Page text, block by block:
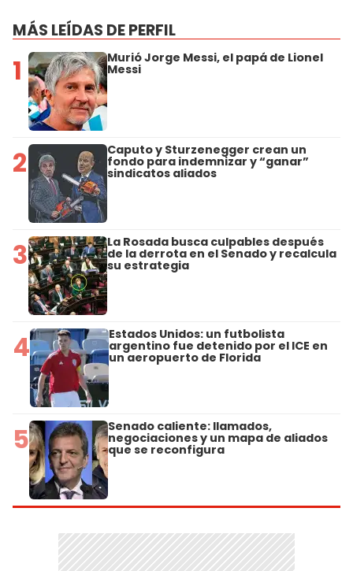
MÁS LEÍDAS DE PERFIL
1 Murió Jorge Messi, el papá de Lionel
Messi
2 Caputo y Sturzenegger crean un
fondo para indemnizar y “ganar”
sindicatos aliados
3 La Rosada busca culpables después
de la derrota en el Senado y recalcula
su estrategia
4 Estados Unidos: un futbolista
argentino fue detenido por el ICE en
un aeropuerto de Florida
5 Senado caliente: llamados,
negociaciones y un mapa de aliados
que se reconfigura